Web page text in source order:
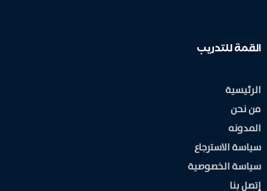
القمة للتدريب
الرئيسية
من نحن
المدونه
سياسة الاسترجاع
سياسة الخصوصية
إتصل بنا